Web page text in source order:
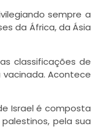
sempre a
da África, da Ásia
classificações de
Acontece
Israel é composta
pela sua